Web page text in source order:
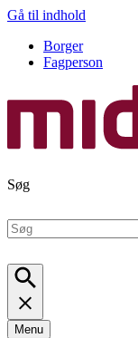
Gå til indhold
Borger
Fagperson
Søg
Menu